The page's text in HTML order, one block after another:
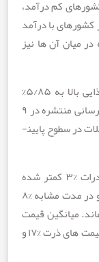
کشورهای کم درآمد،
از کشورهای با درآمد
آن ها نیز
سهم کشورهای پردرآمد با تورم قیمت مواد غذایی بالا به ۵/۸۵%
افزایش یافته است. در مقایسه با آخرین به روز رسانی منتشره در ۹
نوامبر، شاخص های قیمتی صادرات کشاورزی و غلات در سطوح پایین­
و غلات %۲ و شاخص صادرات %۳ کم­تر شده
است. قیمت گندم به روند نزولی خود ادامه داد و در مدت مشابه %۸
قیمت
گندم در ماه نوامبر%۱ بیش تر از سال قبل بود. قیمت های ذرت %۱۷ و